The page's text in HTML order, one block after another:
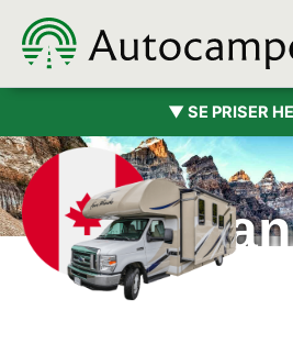
rett
innholdet
▼ SE PRISER
Bobil